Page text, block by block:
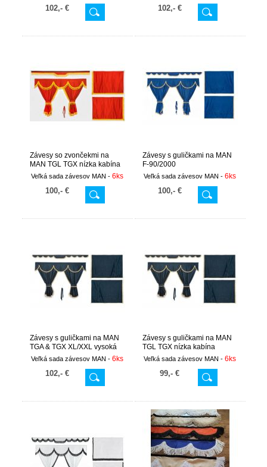
102,- € 102,- €
Závesy so zvončekmi na
MAN TGL TGX nízka kabína
Veľká sada závesov MAN - 6ks
100,- €
Závesy s guličkami na MAN
F-90/2000
Veľká sada závesov MAN - 6ks
100,- €
Závesy s guličkami na MAN
TGA & TGX XL/XXL vysoká
kabína
Veľká sada závesov MAN - 6ks
102,- €
Závesy s guličkami na MAN
TGL TGX nízka kabína
Veľká sada závesov MAN - 6ks
99,- €